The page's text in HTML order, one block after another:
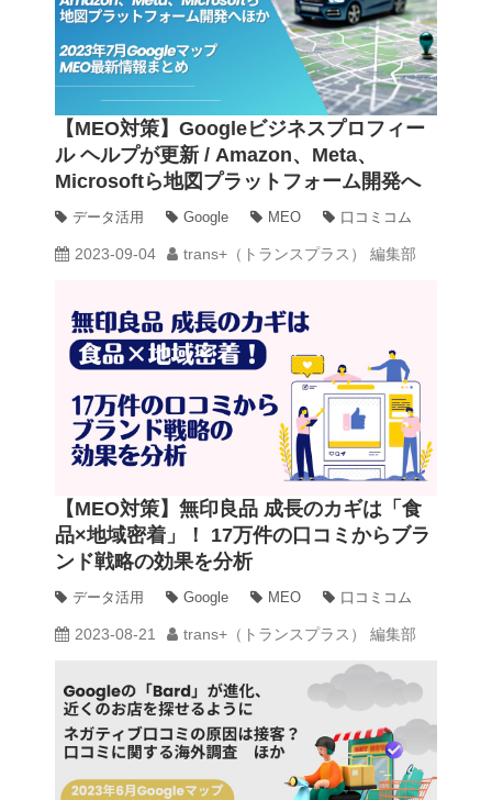
【MEO対策】Googleビジネスプロフィー
ル ヘルプが更新 / Amazon、Meta、
Microsoftら地図プラットフォーム開発へ
ほか 2023年7月Googleマップ・MEO最
データ活用 Google MEO 口コミコム
2023-09-04 trans+（トランスプラス） 編集部
【MEO対策】無印良品 成長のカギは「食
品×地域密着」！ 17万件の口コミからブラ
ンド戦略の効果を分析
データ活用 Google MEO 口コミコム
2023-08-21 trans+（トランスプラス） 編集部